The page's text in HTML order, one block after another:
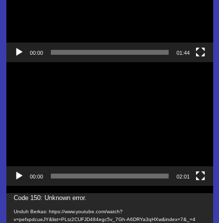
00:00 01:44
00:00 02:01
Pemutar
Video
Code 150: Unknown error.
Unduh Berkas: https://www.youtube.com/watch?
v=pefxpdcueJY&list=PLtz2CUFJD484egc5v_7Gh-A6DRYa3qHXw&index=7&_=4